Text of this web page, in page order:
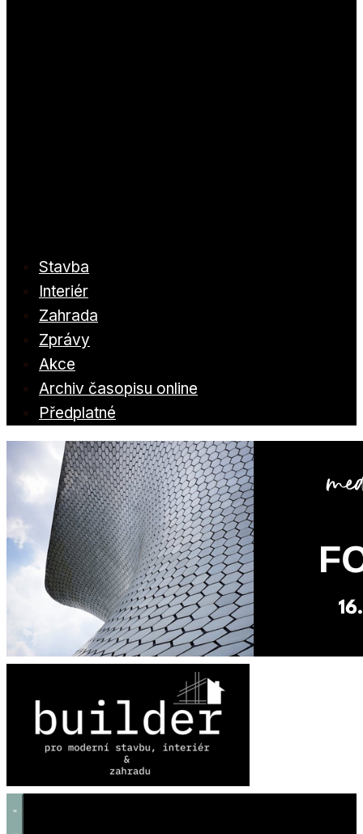
Stavba
Interiér
Zahrada
Zprávy
Akce
Archiv časopisu online
Předplatné